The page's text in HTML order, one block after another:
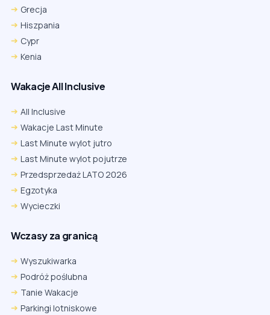
Grecja
Hiszpania
Cypr
Kenia
Wakacje All Inclusive
All Inclusive
Wakacje Last Minute
Last Minute wylot jutro
Last Minute wylot pojutrze
Przedsprzedaż LATO 2026
Egzotyka
Wycieczki
Wczasy za granicą
Wyszukiwarka
Podróż poślubna
Tanie Wakacje
Parkingi lotniskowe